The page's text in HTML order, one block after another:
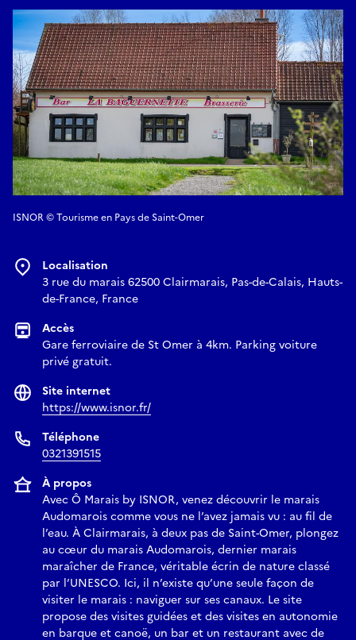
ISNOR © Tourisme en Pays de Saint-Omer
Localisation
3 rue du marais 62500 Clairmarais, Pas-de-Calais, Hauts-
de-France, France
Accès
Gare ferroviaire de St Omer à 4km. Parking voiture
privé gratuit.
Site internet
https://www.isnor.fr/
Téléphone
0321391515
À propos
Avec Ô Marais by ISNOR, venez découvrir le marais
Audomarois comme vous ne l’avez jamais vu : au fil de
l’eau. À Clairmarais, à deux pas de Saint-Omer, plongez
au cœur du marais Audomarois, dernier marais
maraîcher de France, véritable écrin de nature classé
par l’UNESCO. Ici, il n’existe qu’une seule façon de
visiter le marais : naviguer sur ses canaux. Le site
propose des visites guidées et des visites en autonomie
en barque et canoë, un bar et un restaurant avec de